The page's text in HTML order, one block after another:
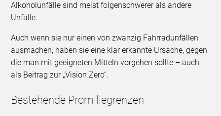
Alkoholunfälle sind meist folgenschwerer als andere
Unfälle.
Auch wenn sie nur einen von zwanzig Fahrradunfällen
ausmachen, haben sie eine klar erkannte Ursache, gegen
die man mit geeigneten Mitteln vorgehen sollte – auch
als Beitrag zur „Vision Zero“.
Bestehende Promillegrenzen